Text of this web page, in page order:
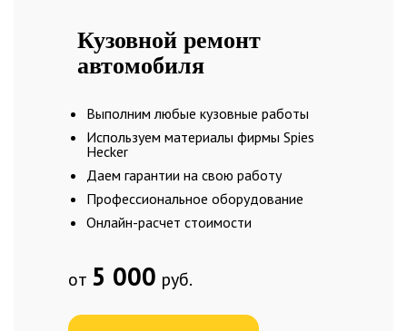
Кузовной ремонт
автомобиля
Выполним любые кузовные работы
Используем материалы фирмы Spies
Hecker
Даем гарантии на свою работу
Профессиональное оборудование
Онлайн-расчет стоимости
от 5 000 руб.